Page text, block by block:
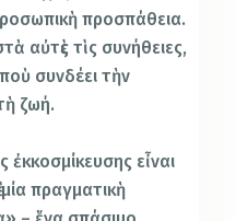
προσπάθεια.
αὐτὲς τὶς συνήθειες,
συνδέει τὴν
ζωή.
εἶναι
πραγματικὴ